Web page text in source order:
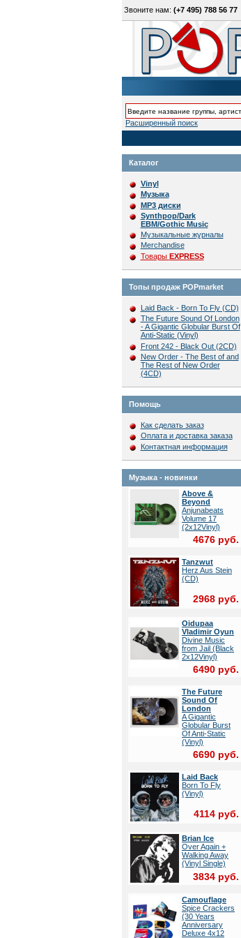
Звоните нам: (+7 495) 788 56 77
Расширенный поиск
Каталог
Vinyl
Музыка
MP3 диски
Synthpop/Dark
EBM/Gothic Music
Музыкальные журналы
Merchandise
Товары EXPRESS
Топы продаж POPmarket
Laid Back - Born To Fly (CD)
The Future Sound Of London
- A Gigantic Globular Burst Of
Anti-Static (Vinyl)
Front 242 - Black Out (2CD)
New Order - The Best of and
The Rest of New Order
(4CD)
Помощь
Как сделать заказ
Оплата и доставка заказа
Контактная информация
Музыка - новинки
Above &
Beyond
Anjunabeats
Volume 17
(2x12Vinyl)
4676 руб.
Tanzwut
Herz Aus Stein
(CD)
2968 руб.
Oidupaa
Vladimir Oyun
Divine Music
from Jail (Black
2x12Vinyl)
6490 руб.
The Future
Sound Of
London
A Gigantic
Globular Burst
Of Anti-Static
(Vinyl)
6690 руб.
Laid Back
Born To Fly
(Vinyl)
4114 руб.
Brian Ice
Over Again +
Walking Away
(Vinyl Single)
3834 руб.
Camouflage
Spice Crackers
(30 Years
Anniversary
Deluxe 4x12